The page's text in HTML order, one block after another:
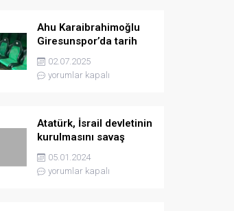
Ahu Karaibrahimoğlu
Giresunspor’da tarih
yazmaya hazırlanıyor
02.07.2025
yorumlar kapalı
Atatürk, İsrail devletinin
kurulmasını savaş
sebebi olarak ilân
etmişti
05.01.2024
yorumlar kapalı